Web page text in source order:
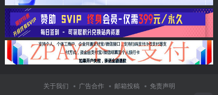
关于我们 广告合作 邮箱投稿 免责声明